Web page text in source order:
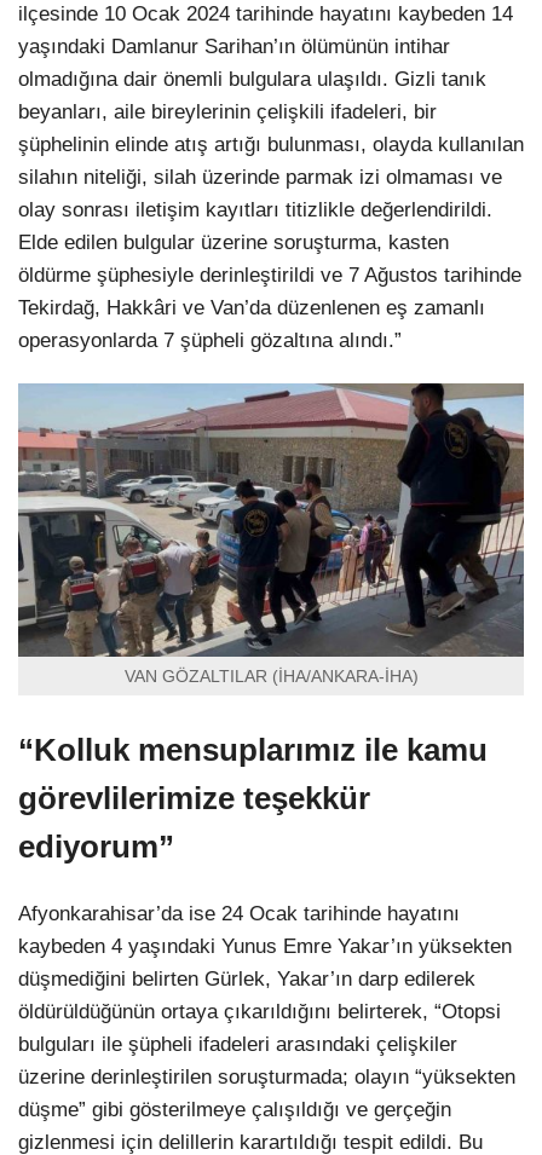
ilçesinde 10 Ocak 2024 tarihinde hayatını kaybeden 14
yaşındaki Damlanur Sarihan’ın ölümünün intihar
olmadığına dair önemli bulgulara ulaşıldı. Gizli tanık
beyanları, aile bireylerinin çelişkili ifadeleri, bir
şüphelinin elinde atış artığı bulunması, olayda kullanılan
silahın niteliği, silah üzerinde parmak izi olmaması ve
olay sonrası iletişim kayıtları titizlikle değerlendirildi.
Elde edilen bulgular üzerine soruşturma, kasten
öldürme şüphesiyle derinleştirildi ve 7 Ağustos tarihinde
Tekirdağ, Hakkâri ve Van’da düzenlenen eş zamanlı
operasyonlarda 7 şüpheli gözaltına alındı.”
VAN GÖZALTILAR (İHA/ANKARA-İHA)
“Kolluk mensuplarımız ile kamu
görevlilerimize teşekkür
ediyorum”
Afyonkarahisar’da ise 24 Ocak tarihinde hayatını
kaybeden 4 yaşındaki Yunus Emre Yakar’ın yüksekten
düşmediğini belirten Gürlek, Yakar’ın darp edilerek
öldürüldüğünün ortaya çıkarıldığını belirterek, “Otopsi
bulguları ile şüpheli ifadeleri arasındaki çelişkiler
üzerine derinleştirilen soruşturmada; olayın “yüksekten
düşme” gibi gösterilmeye çalışıldığı ve gerçeğin
gizlenmesi için delillerin karartıldığı tespit edildi. Bu